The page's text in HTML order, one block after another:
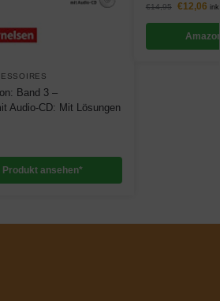
Band 3 –
Audio-CD: Mit Lösungen
Produkt ansehen*
€14,95 €12,06